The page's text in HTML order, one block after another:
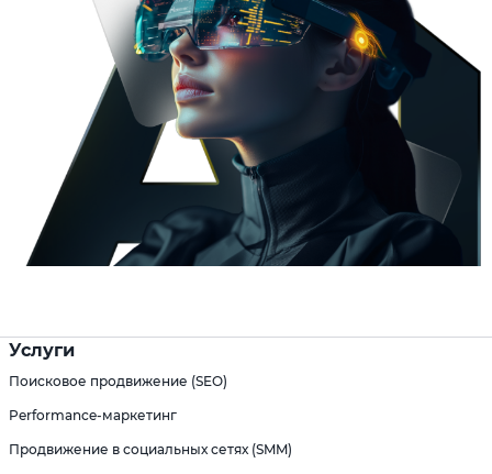
Услуги
Поисковое продвижение (SEO)
Performance-маркетинг
Продвижение в социальных сетях (SMM)